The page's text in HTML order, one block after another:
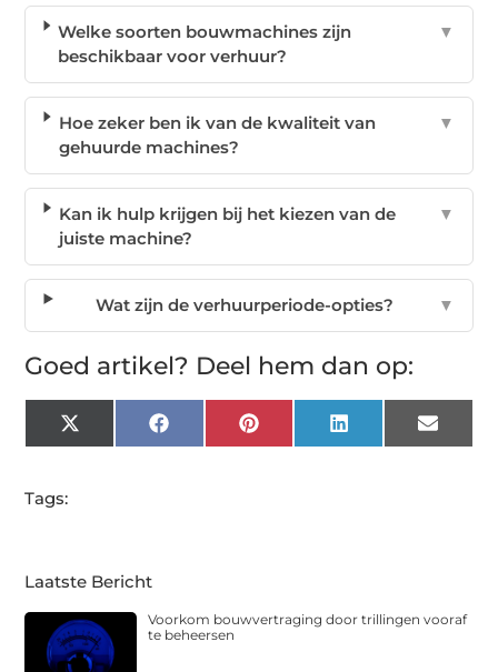
Welke soorten bouwmachines zijn
beschikbaar voor verhuur?
▼
Hoe zeker ben ik van de kwaliteit van
gehuurde machines?
▼
Kan ik hulp krijgen bij het kiezen van de
juiste machine?
▼
Wat zijn de verhuurperiode-opties? ▼
Goed artikel? Deel hem dan op:
X
(Twitter)
FacebookPinterest LinkedIn Email
Tags:
Laatste Bericht
Voorkom bouwvertraging door trillingen vooraf
te beheersen